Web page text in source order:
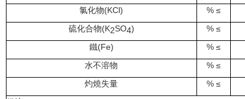
氯化物(KCl)
% ≤
硫化合物(K2SO4) % ≤
鐵(Fe)
% ≤
水不溶物
% ≤
灼燒失量
% ≤